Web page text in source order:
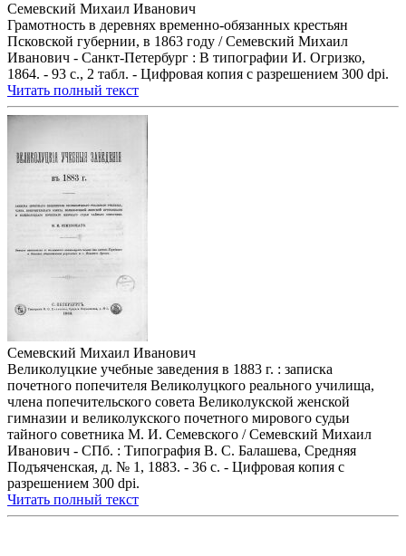
Семевский Михаил Иванович
Грамотность в деревнях временно-обязанных крестьян
Псковской губернии, в 1863 году / Семевский Михаил
Иванович - Санкт-Петербург : В типографии И. Огризко,
1864. - 93 с., 2 табл. - Цифровая копия с разрешением 300 dpi.
Читать полный текст
Семевский Михаил Иванович
Великолуцкие учебные заведения в 1883 г. : записка
почетного попечителя Великолуцкого реального училища,
члена попечительского совета Великолукской женской
гимназии и великолукского почетного мирового судьи
тайного советника М. И. Семевского / Семевский Михаил
Иванович - СПб. : Типография В. С. Балашева, Средняя
Подъяченская, д. № 1, 1883. - 36 с. - Цифровая копия с
разрешением 300 dpi.
Читать полный текст